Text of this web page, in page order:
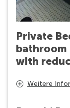
Private
bathroom
with
Weitere
to welcome